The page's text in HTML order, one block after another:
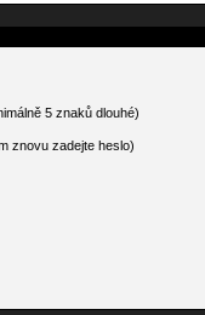
5 znaků dlouhé)
znovu zadejte heslo)